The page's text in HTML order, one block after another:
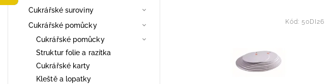
Cukrářské suroviny
Cukrářské pomůcky
Cukrářské pomůcky
Struktur folie a razítka
Cukrářské karty
Kleště a lopatky
Kód:50DI26